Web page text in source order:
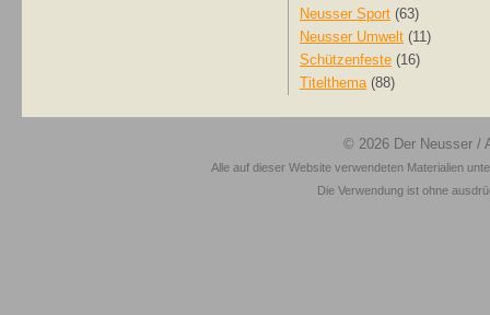
Neusser Sport (63)
Neusser Umwelt (11)
Schützenfeste (16)
Titelthema(88)
© 2026 Der Neusser /
Alle auf dieser Website verwendeten Materialien
Die Verwendung ist ohne